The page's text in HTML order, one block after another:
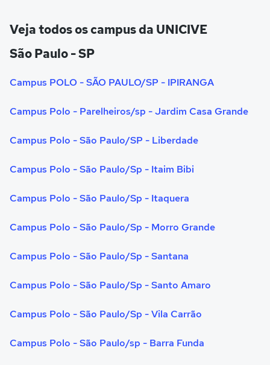
Veja todos os campus da UNICIVE
São Paulo - SP
Campus POLO - SÃO PAULO/SP - IPIRANGA
Campus Polo - Parelheiros/sp - Jardim Casa Grande
Campus Polo - São Paulo/SP - Liberdade
Campus Polo - São Paulo/Sp - Itaim Bibi
Campus Polo - São Paulo/Sp - Itaquera
Campus Polo - São Paulo/Sp - Morro Grande
Campus Polo - São Paulo/Sp - Santana
Campus Polo - São Paulo/Sp - Santo Amaro
Campus Polo - São Paulo/Sp - Vila Carrão
Campus Polo - São Paulo/sp - Barra Funda